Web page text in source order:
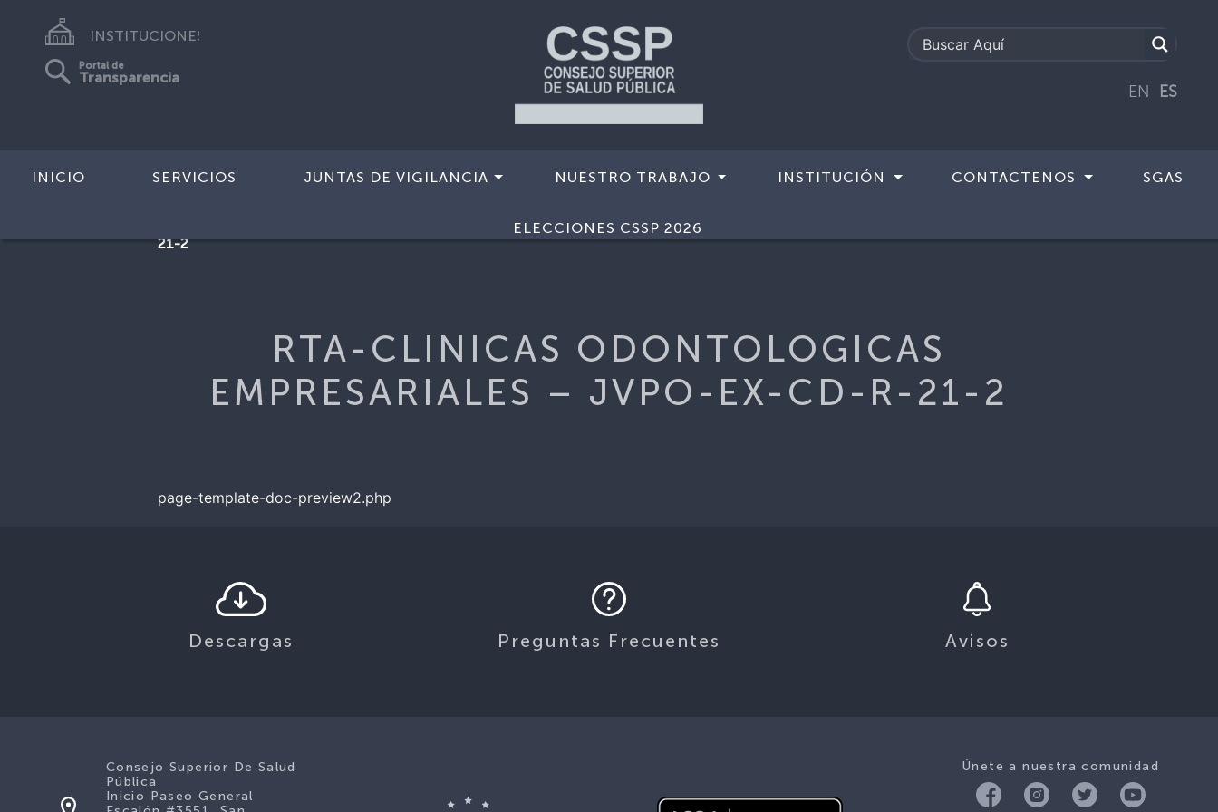
INSTITUCIONES
Portal de
Transparencia
EN ES
INICIO SERVICIOS JUNTAS DE VIGILANCIA NUESTRO TRABAJO INSTITUCIÓN CONTACTENOS SGAS
ELECCIONES CSSP 2026
FICHA-POSTREGISTRO-GREMIOODONTOLOGICO>RTA-CLINICAS ODONTOLOGICAS EMPRESARIALES – JVPO-EX-CD-R-
21-2
RTA-CLINICAS ODONTOLOGICAS
EMPRESARIALES – JVPO-EX-CD-R-21-2
page-template-doc-preview2.php
Descargas Preguntas Frecuentes Avisos
Únete a nuestra comunidad
Consejo Superior De Salud
Pública
Inicio Paseo General